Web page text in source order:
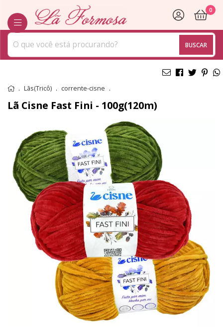
BUSCAR
0
Lãs(Tricô) corrente-cisne
Lã Cisne Fast Fini - 100g(120m)